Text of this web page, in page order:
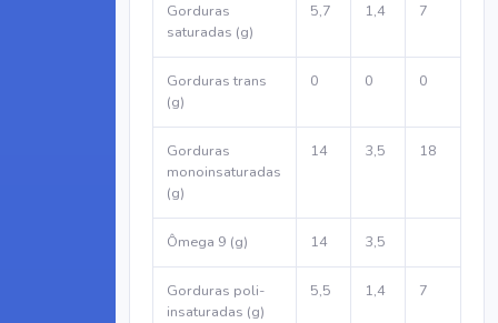
Gorduras
saturadas (g)
5,7 1,4 7
Gorduras trans
(g)
0 0 0
Gorduras
monoinsaturadas
(g)
14 3,5 18
Ômega 9 (g) 14 3,5
Gorduras poli-
insaturadas (g)
5,5 1,4 7